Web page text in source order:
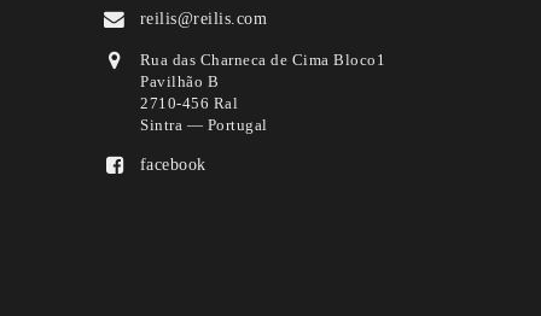
reilis@reilis.com
Rua das Charneca de Cima Bloco1
Pavilhão B
2710-456 Ral
Sintra — Portugal
facebook